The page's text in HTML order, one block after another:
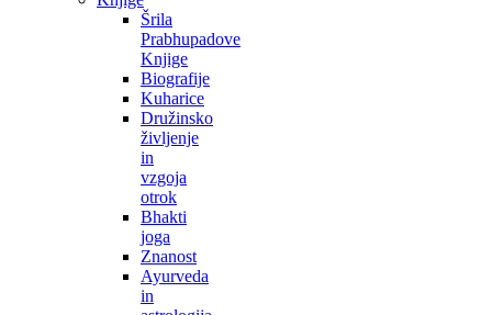
Šrila
Prabhupadove
Knjige
Biografije
Kuharice
Družinsko
življenje
in
vzgoja
otrok
Bhakti
joga
Znanost
Ayurveda
in